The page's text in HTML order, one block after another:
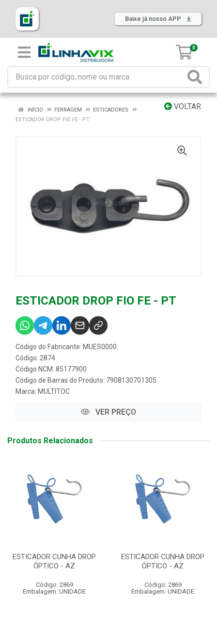
Baixe já nosso APP
0
VOLTAR
INÍCIO FERRAGEM
ESTICADORES
ESTICADOR DROP FIO FE - PT
ESTICADOR DROP FIO FE - PT
Código do Fabricante: MUES0000
Código: 2874
Código NCM: 85177900
Código de Barras do Produto: 7908130701305
Marca: MULTITOC
VER PREÇO
Produtos Relacionados
ESTICADOR CUNHA DROP
ÓPTICO - AZ
Código: 2869
Embalagem: UNIDADE
ESTICADOR CUNHA DROP
ÓPTICO - AZ
Código: 2869
Embalagem: UNIDADE